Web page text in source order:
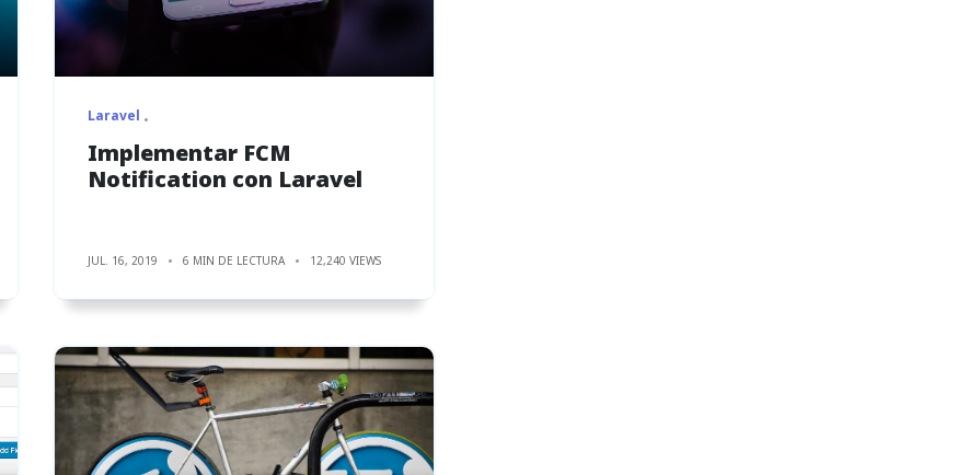
Laravel
Implementar FCM
Notification con Laravel
JUL. 16, 2019 6 MIN DE LECTURA 12,240 VIEWS